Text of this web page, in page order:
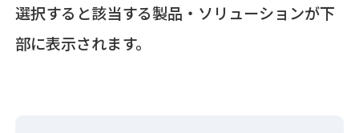
選択すると該当する製品・ソリューションが下
部に表示されます。